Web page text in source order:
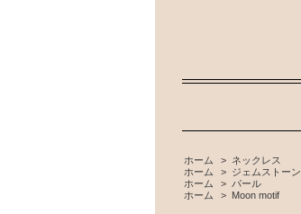
ホーム > ネックレス
ホーム
> ジェムストーン
ホーム
> パール
ホーム
> Moon motif